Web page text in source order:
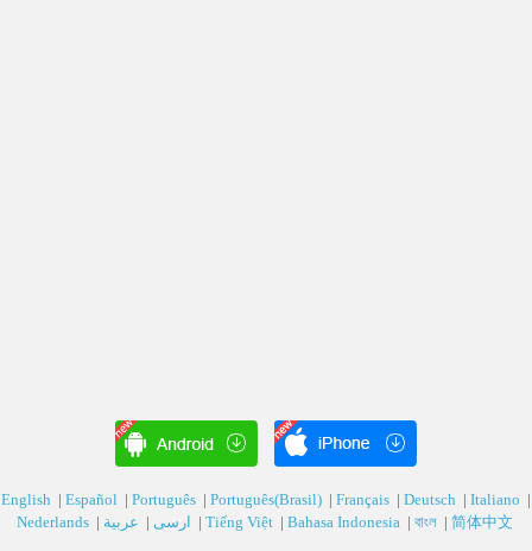
English | Español | Português | Português(Brasil) | Français | Deutsch‎ | Italiano |
Nederlands | | | Tiếng Việt | Bahasa Indonesia | বাংল | 简体中文